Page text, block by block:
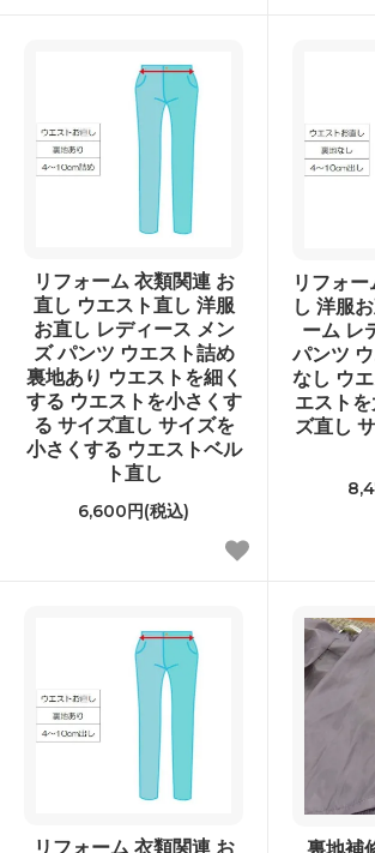
リフォーム 衣類関連 お
直し ウエスト直し 洋服
お直し レディース メン
ズ パンツ ウエスト詰め
裏地あり ウエストを細く
する ウエストを小さくす
る サイズ直し サイズを
小さくする ウエストベル
ト直し
6,600円(税込)
リフォ
し 洋服
ーム レ
パンツ
なし ウ
エスト
ズ直し
リフォーム 衣類関連 お 裏地